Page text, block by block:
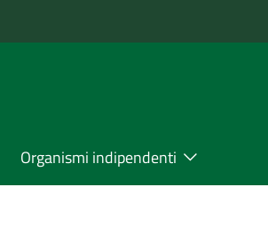
Organismi indipendenti